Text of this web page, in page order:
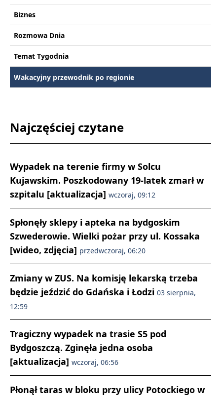
Biznes
Rozmowa Dnia
Temat Tygodnia
Wakacyjny przewodnik po regionie
Najczęściej czytane
Wypadek na terenie firmy w Solcu
Kujawskim. Poszkodowany 19-latek zmarł w
szpitalu [aktualizacja] wczoraj, 09:12
Spłonęły sklepy i apteka na bydgoskim
Szwederowie. Wielki pożar przy ul. Kossaka
[wideo, zdjęcia] przedwczoraj, 06:20
Zmiany w ZUS. Na komisję lekarską trzeba
będzie jeździć do Gdańska i Łodzi 03 sierpnia,
12:59
Tragiczny wypadek na trasie S5 pod
Bydgoszczą. Zginęła jedna osoba
[aktualizacja] wczoraj, 06:56
Płonął taras w bloku przy ulicy Potockiego w